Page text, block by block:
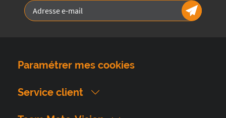
Paramétrer mes cookies
Service client